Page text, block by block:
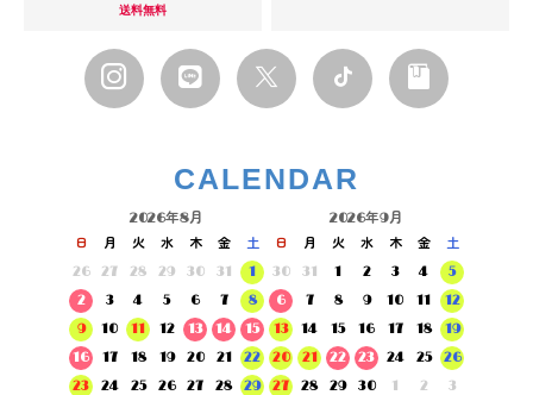
送料無料
CALENDAR
2026年8月
日 月 火 水 木 金
土
26
27 28 29 30 31
1
2
3 4 5 6 7
8
9
10 11 12 13 14
15
16
17 18 19 20 21
22
23
24 25 26 27 28
29
2026年9月
日 月 火 水 木 金
土
30
31 1 2 3 4
5
6
7 8 9 10 11
12
13
14 15 16 17 18
19
20
21 22 23 24 25
26
27
28 29 30 1 2 3